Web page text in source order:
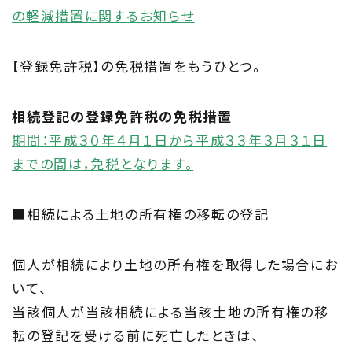
の軽減措置に関するお知らせ
【登録免許税】の免税措置をもうひとつ。
相続登記の登録免許税の免税措置
期間：平成３０年４月１日から平成３３年３月３１日
までの間は，免税となります。
■相続による土地の所有権の移転の登記
個人が相続により土地の所有権を取得した場合にお
いて、
当該個人が当該相続による当該土地の所有権の移
転の登記を受ける前に死亡したときは、